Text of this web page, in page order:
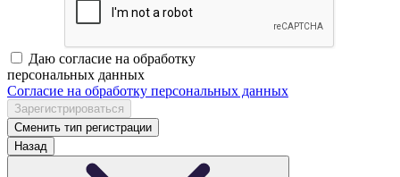
Даю согласие на обработку
персональных данных
Согласие на обработку персональных данных
Сменить тип регистрации
Назад